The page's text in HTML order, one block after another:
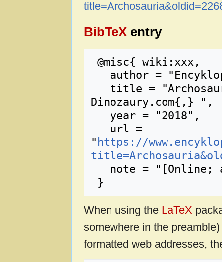
BibTeX entry
Dinozaury.com{,} ",
" https://
When using the LaTeX
somewhere in the
formatted web addresses,